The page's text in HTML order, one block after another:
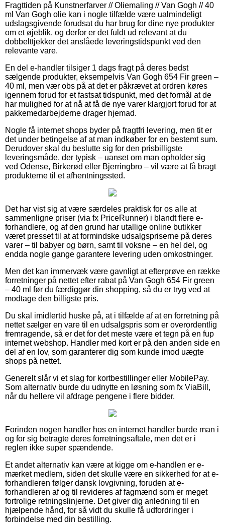
Fragttiden på Kunstnerfarver // Oliemaling // Van Gogh // 40
ml Van Gogh olie kan i nogle tilfælde være ualmindeligt
udslagsgivende forudsat du har brug for dine nye produkter
om et øjeblik, og derfor er det fuldt ud relevant at du
dobbelttjekker det anslåede leveringstidspunkt ved den
relevante vare.
En del e-handler tilsiger 1 dags fragt på deres bedst
sælgende produkter, eksempelvis Van Gogh 654 Fir green –
40 ml, men vær obs på at det er påkrævet at ordren køres
igennem forud for et fastsat tidspunkt, med det formål at de
har mulighed for at nå at få de nye varer klargjort forud for at
pakkemedarbejderne drager hjemad.
Nogle få internet shops byder på fragtfri levering, men tit er
det under betingelse af at man indkøber for en bestemt sum.
Derudover skal du beslutte sig for den prisbilligste
leveringsmåde, der typisk – uanset om man opholder sig
ved Odense, Birkerød eller Bjerringbro – vil være at få bragt
produkterne til et afhentningssted.
Det har vist sig at være særdeles praktisk for os alle at
sammenligne priser (via fx PriceRunner) i blandt flere e-
forhandlere, og af den grund har utallige online butikker
været presset til at at formindske udsalgspriserne på deres
varer – til babyer og børn, samt til voksne – en hel del, og
endda nogle gange garantere levering uden omkostninger.
Men det kan immervæk være gavnligt at efterprøve en række
forretninger på nettet efter rabat på Van Gogh 654 Fir green
– 40 ml før du færdiggør din shopping, så du er tryg ved at
modtage den billigste pris.
Du skal imidlertid huske på, at i tilfælde af at en forretning på
nettet sælger en vare til en udsalgspris som er overordentlig
fremragende, så er det for det meste være et tegn på en fup
internet webshop. Handler med kort er på den anden side en
del af en lov, som garanterer dig som kunde imod uægte
shops på nettet.
Generelt slår vi et slag for kortbestillinger eller MobilePay.
Som alternativ burde du udnytte en løsning som fx ViaBill,
når du hellere vil afdrage pengene i flere bidder.
Forinden nogen handler hos en internet handler burde man i
og for sig betragte deres forretningsaftale, men det er i
reglen ikke super spændende.
Et andet alternativ kan være at kigge om e-handlen er e-
mærket medlem, siden det skulle være en sikkerhed for at e-
forhandleren følger dansk lovgivning, foruden at e-
forhandleren af og til revideres af fagmænd som er meget
fortrolige retningslinjerne. Det giver dig anledning til en
hjælpende hånd, for så vidt du skulle få udfordringer i
forbindelse med din bestilling.